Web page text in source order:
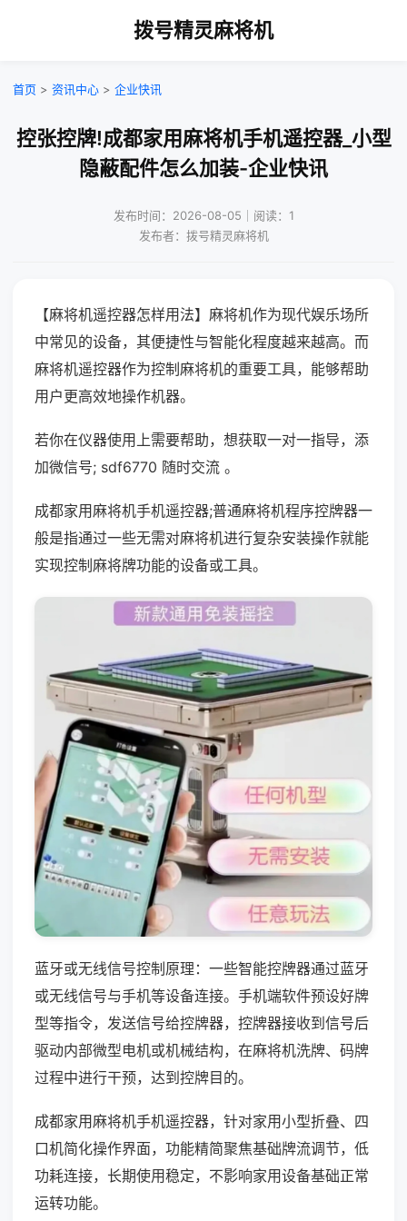
拨号精灵麻将机
首页 > 资讯中心 > 企业快讯
控张控牌!成都家用麻将机手机遥控器_小型
隐蔽配件怎么加装-企业快讯
发布时间：2026-08-05｜阅读：1
发布者：拨号精灵麻将机
【麻将机遥控器怎样用法】麻将机作为现代娱乐场所
中常见的设备，其便捷性与智能化程度越来越高。而
麻将机遥控器作为控制麻将机的重要工具，能够帮助
用户更高效地操作机器。
若你在仪器使用上需要帮助，想获取一对一指导，添
加微信号; sdf6770 随时交流 。
成都家用麻将机手机遥控器;普通麻将机程序控牌器一
般是指通过一些无需对麻将机进行复杂安装操作就能
实现控制麻将牌功能的设备或工具。
蓝牙或无线信号控制原理：一些智能控牌器通过蓝牙
或无线信号与手机等设备连接。手机端软件预设好牌
型等指令，发送信号给控牌器，控牌器接收到信号后
驱动内部微型电机或机械结构，在麻将机洗牌、码牌
过程中进行干预，达到控牌目的。
成都家用麻将机手机遥控器，针对家用小型折叠、四
口机简化操作界面，功能精简聚焦基础牌流调节，低
功耗连接，长期使用稳定，不影响家用设备基础正常
运转功能。